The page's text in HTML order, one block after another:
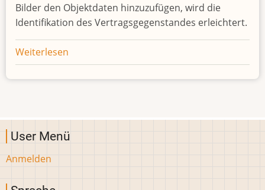
Bilder den Objektdaten hinzuzufügen, wird die
Identifikation des Vertragsgegenstandes erleichtert.
Weiterlesen
Verwaltung
von
User Menü
Anmelden